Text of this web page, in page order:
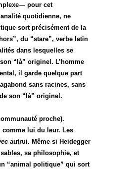
pour cet
quotidienne, ne
sort précisément de la
du “stare”, verbe latin
dans lesquelles se
“là” originel. L’homme
il garde quelque part
sans racines, sans
son “là” originel.
proche).
comme lui du leur. Les
autrui. Même si Heidegger
sa philosophie, et
“animal politique” qui sort